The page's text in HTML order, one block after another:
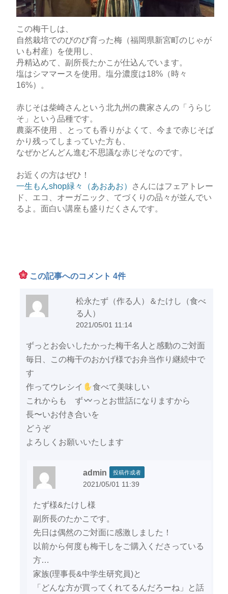
この梅干しは、
自然栽培でのびのび育った梅（福岡県新宮町のじゃが
いも村産）を使用し、
丹精込めて、副所長たかこが仕込んでいます。
塩はシママースを使用。塩分濃度は18%（時々
16%）。
赤じそは柴崎さんという北九州の農家さんの「うらじ
そ」という品種です。
農薬不使用 、とっても香りがよくて、今まで赤じそば
かり残ってしまっていた方も、
なぜかどんどん進む不思議な赤じそなのです。
お近くの方はぜひ！
一生もんshop緑々（あおあお） さんにはフェアトレー
ド、エコ、オーガニック、てづくりの品々が並んでい
るよ。面白い講座も盛りだくさんです。
この記事へのコメント 4件
松永たず（作る人）＆たけし（食べ
る人）
2021/05/01 11:14
ずっとお会いしたかった梅干名人と感動のご対面
毎日、この梅干のおかげ様でお弁当作り継続中で
す
作ってウレシイ
食べて美味しい
これからも ず
っとお世話になりますから
長〜いお付き合いを
どうぞ
よろしくお願いいたします
admin 投稿作成者
2021/05/01 11:39
たず様&たけし様
副所長のたかこです。
先日は偶然のご対面に感激しました！
以前から何度も梅干しをご購入くださっている
方…
家族(理事長&中学生研究員)と
「どんな方が買ってくれてるんだろーね」と話